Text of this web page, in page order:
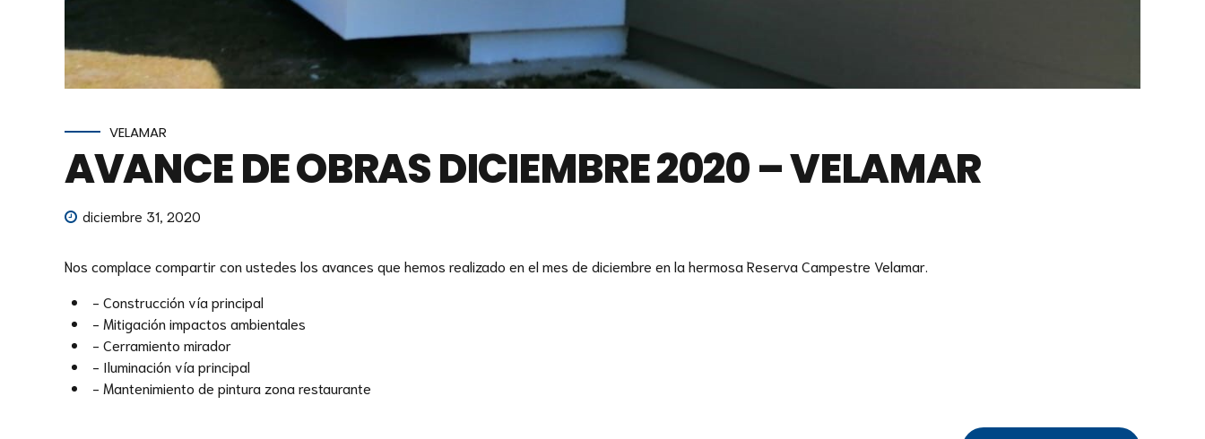
VELAMAR
AVANCE DE OBRAS DICIEMBRE 2020 – VELAMAR
diciembre 31, 2020
Nos complace compartir con ustedes los avances que hemos realizado en el mes de diciembre en la hermosa Reserva Campestre Velamar.
- Construcción vía principal
- Mitigación impactos ambientales
- Cerramiento mirador
- Iluminación vía principal
- Mantenimiento de pintura zona restaurante